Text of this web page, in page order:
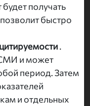
получать
быстро
.
и может
период. Затем
и отдельных